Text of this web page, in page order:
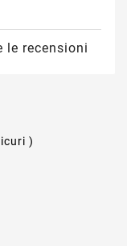
le recensioni
)